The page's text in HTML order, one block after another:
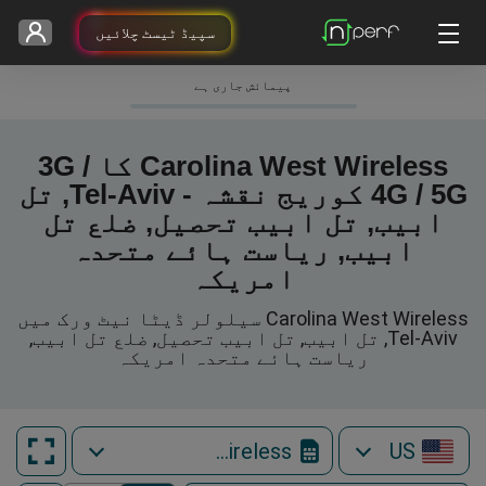
سپیڈ ٹیسٹ چلائیں
پیمائش جاری ہے
Carolina West Wireless کا 3G /
4G / 5G کوریج نقشہ - Tel-Aviv, تل
ابیب, تل ابیب تحصیل, ضلع تل
ابیب, ریاست ہائے متحدہ
امریکہ
Carolina West Wireless سیلولر ڈیٹا نیٹ ورک میں
Tel-Aviv, تل ابیب, تل ابیب تحصیل, ضلع تل ابیب,
ریاست ہائے متحدہ امریکہ
US
Carolina West Wireless